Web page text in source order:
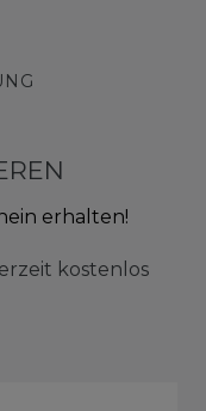
erhalten!
kostenlos